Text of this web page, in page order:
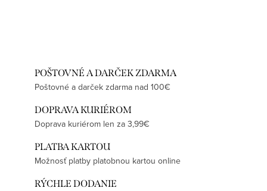
POŠTOVNÉ A DARČEK ZDARMA
Poštovné a darček zdarma nad 100€
DOPRAVA KURIÉROM
Doprava kuriérom len za 3,99€
PLATBA KARTOU
Možnosť platby platobnou kartou online
RÝCHLE DODANIE